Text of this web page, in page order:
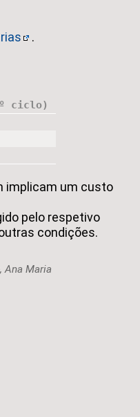
.
ciclo)
implicam um custo
pelo respetivo
condições.
Ana Maria